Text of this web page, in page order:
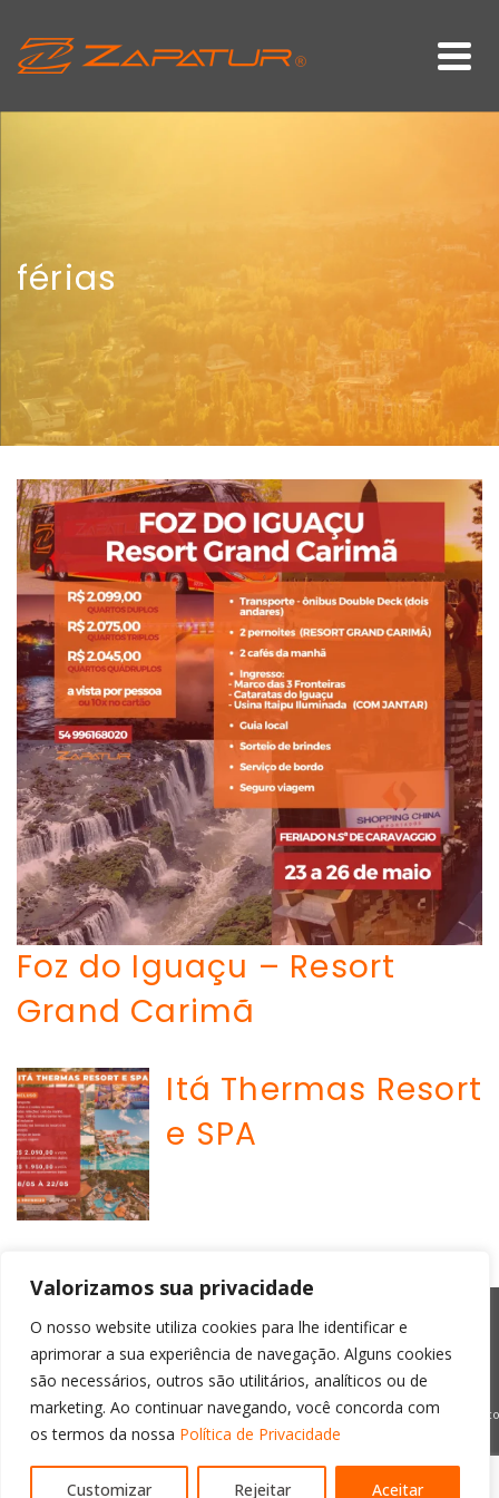
Valorizamos sua privacidade
O nosso website utiliza cookies para lhe identificar e
aprimorar a sua experiência de navegação. Alguns cookies
são necessários, outros são utilitários, analíticos ou de
marketing. Ao continuar navegando, você concorda com
os termos da nossa Política de Privacidade
Customizar Rejeitar Aceitar
férias
Foz do Iguaçu – Resort
Grand Carimã
Itá Thermas Resort
e SPA
Viagens Realizadas